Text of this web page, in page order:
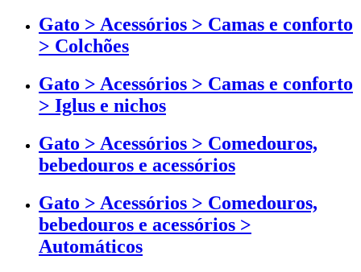
Gato > Acessórios > Camas e conforto
> Colchões
Gato > Acessórios > Camas e conforto
> Iglus e nichos
Gato > Acessórios > Comedouros,
bebedouros e acessórios
Gato > Acessórios > Comedouros,
bebedouros e acessórios >
Automáticos